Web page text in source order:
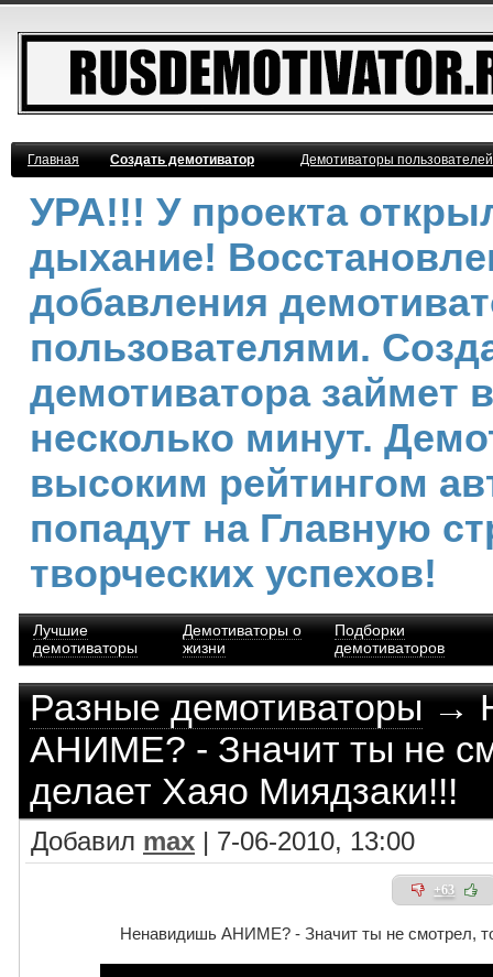
Главная Создать демотиватор Демотиваторы
УРА!!! У проекта
дыхание!
добавления
пользователями.
демотиватора займет
несколько минут.
высоким рейтингом
попадут на Главную
творческих успехов!
Лучшие
демотиваторы
Демотиваторы о
жизни
Подборки
демотиваторов
Разные демотиваторы→
АНИМЕ? - Значит ты не
делает Хаяо Миядзаки!!!
Добавил max | 7-06-2010, 13:00
+63
Ненавидишь АНИМЕ? - Значит ты не смотрел,